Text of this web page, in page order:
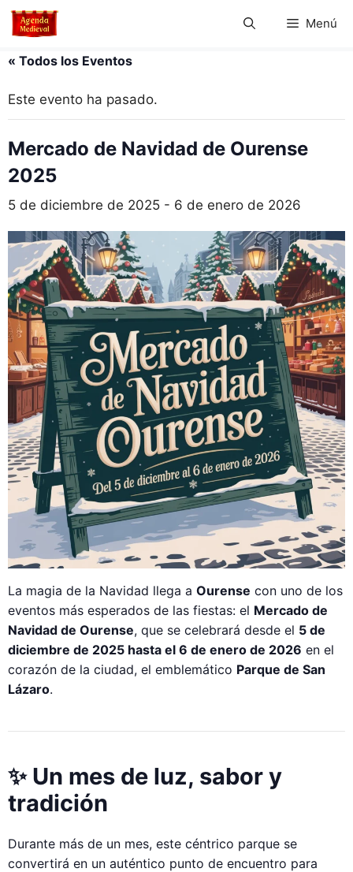
Saltar
Menú
« Todos los Eventos
Este evento ha pasado.
Mercado de Navidad de Ourense
2025
5 de diciembre de 2025 - 6 de enero de 2026
La magia de la Navidad llega a Ourense con uno de los
eventos más esperados de las fiestas: el Mercado de
Navidad de Ourense, que se celebrará desde el 5 de
diciembre de 2025 hasta el 6 de enero de 2026 en el
corazón de la ciudad, el emblemático Parque de San
Lázaro.
✨ Un mes de luz, sabor y
tradición
Durante más de un mes, este céntrico parque se
convertirá en un auténtico punto de encuentro para